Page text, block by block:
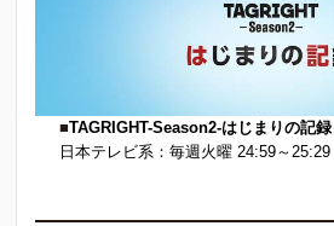
■TAGRIGHT-Season2-はじまりの記録
日本テレビ系：毎週火曜 24:59～25:29